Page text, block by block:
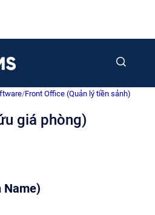
/Front Office (Quản lý tiền sảnh)
giá phòng)
Name)